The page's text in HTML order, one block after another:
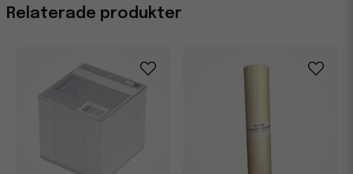
Relaterade produkter